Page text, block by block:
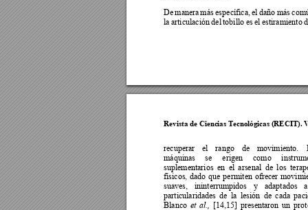
De manera más específica, el daño más
la articulación del tobillo es el estiramiento
Revista de Ciencias Tecnológicas (RECIT).
recuperar el rango de movimiento.
máquinas
se erigen como
suplementarios en el arsenal de los
físicos, dado que permiten ofrecer
suaves,
ininterrumpidos y adaptados
particularidades de la lesión de cada
Blanco et al., [14,15] presentaron un